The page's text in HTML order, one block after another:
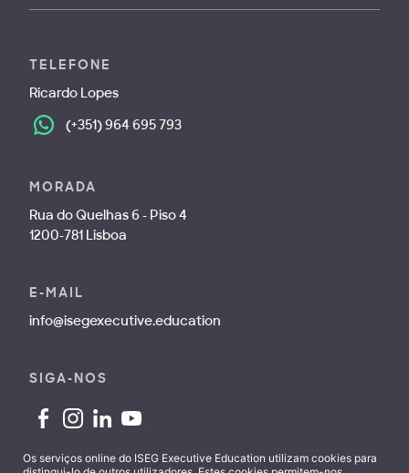
TELEFONE
Ricardo Lopes
(+351) 964 695 793
MORADA
Rua do Quelhas 6 - Piso 4
1200-781 Lisboa
E-MAIL
info@isegexecutive.education
SIGA-NOS
Os serviços online do ISEG Executive Education utilizam cookies para